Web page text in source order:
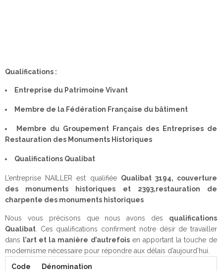
Qualifications :
Entreprise du Patrimoine Vivant
Membre de la Fédération Française du bâtiment
Membre du Groupement Français des Entreprises de
Restauration des Monuments Historiques
Qualifications Qualibat
L’entreprise NAILLER est qualifiée Qualibat 3194, couverture
des monuments historiques et 2393,restauration de
charpente des monuments historiques
Nous vous précisons que nous avons des qualifications
Qualibat . Ces qualifications confirment notre désir de travailler
dans l’art et la manière d’autrefoisen apportant la touche de
modernisme nécessaire pour répondre aux délais d’aujourd’hui.
Code
Dénomination